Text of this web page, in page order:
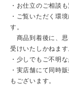
・お仕立のご相談
・ご覧いただく環
す。
商品到着後に、思
受けいたしかねます
・少しでもご不明
・実店舗にて同時
もございます。